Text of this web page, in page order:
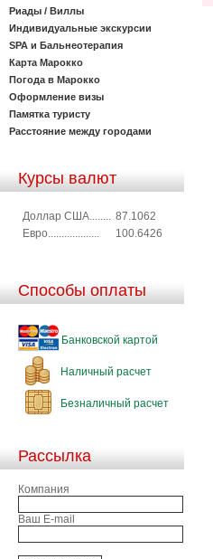
Риады / Виллы
Индивидуальные экскурсии
SPA и Бальнеотерапия
Карта Марокко
Погода в Марокко
Оформление визы
Памятка туристу
Расстояние между городами
Курсы валют
Доллар США........ 87.1062
Евро...................
100.6426
Способы оплаты
Банковской картой
Наличный расчет
Безналичный расчет
Рассылка
Компания
Ваш E-mail